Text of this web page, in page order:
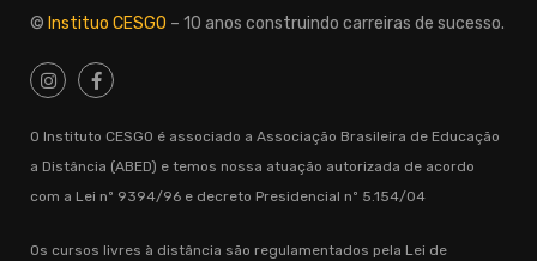
© Instituo CESGO – 10 anos construindo carreiras de sucesso.
O Instituto CESGO é associado a Associação Brasileira de Educação
a Distância (ABED) e temos nossa atuação autorizada de acordo
com a Lei nº 9394/96 e decreto Presidencial nº 5.154/04
Os cursos livres à distância são regulamentados pela Lei de